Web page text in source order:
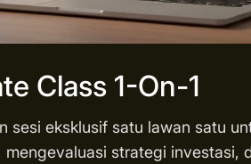
Class 1-On-1
sesi eksklusif satu lawan satu
mengevaluasi strategi investasi,